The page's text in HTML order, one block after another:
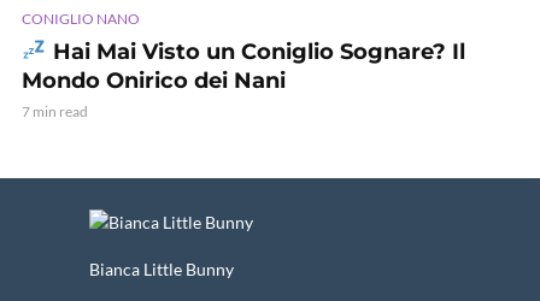
CONIGLIO NANO
Hai Mai Visto un Coniglio Sognare? Il
Mondo Onirico dei Nani
7 min read
Bianca Little Bunny